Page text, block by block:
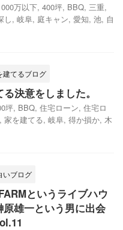
万以下, 400坪, BBQ, 三重,
し, 岐阜, 庭キャン, 愛知, 池, 自
建てるブログ
決意をしました。
坪, BBQ, 住宅ローン, 住宅ロ
, 家を建てる, 岐阜, 得か損か, 木
いブログ
というライブハウ
雄一という男に出会